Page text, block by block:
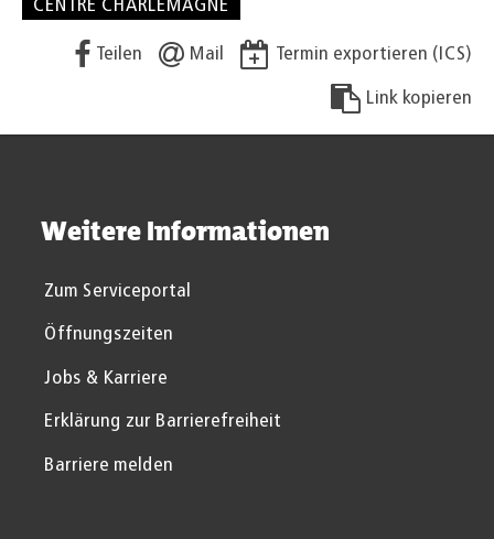
CENTRE CHARLEMAGNE
Teilen Mail Termin exportieren (ICS)
Link kopieren
Weitere Informationen
Zum Serviceportal
Öffnungszeiten
Jobs & Karriere
Erklärung zur Barrierefreiheit
Barriere melden